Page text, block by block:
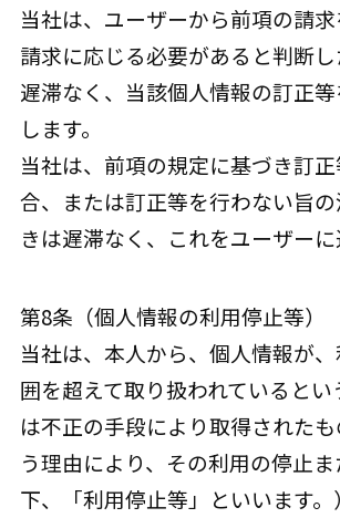
当社は、ユーザーから前項の請
請求に応じる必要があると判断し
遅滞なく、当該個人情報の訂正
します。
当社は、前項の規定に基づき訂
合、または訂正等を行わない旨
きは遅滞なく、これをユーザーに
第8条（個人情報の利用停止等）
当社は、本人から、個人情報が
囲を超えて取り扱われているとい
は不正の手段により取得された
う理由により、その利用の停止
下、「利用停止等」といいます